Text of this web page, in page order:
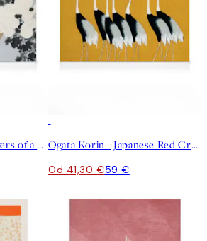
Kamisaka Sekka - Flowers of a Hundred Worlds Obraz na plátne Ogata Korin - Japanese Red Crown Cranes Obraz na plátne
Od 41,30 €59 €